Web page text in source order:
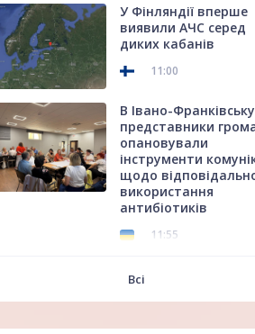
У Фінляндії вперше
виявили АЧС серед
диких кабанів
11:00
В Івано-Франківську
представники
опановували
інструменти
щодо
використання
антибіотиків
11:55
Всі